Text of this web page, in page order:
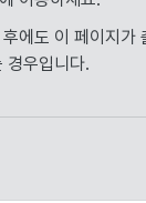
에도 이 페이지가
경우입니다.